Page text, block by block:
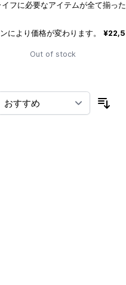
フに必要なアイテムが全て揃っ
により価格が変わります。
Out of stock